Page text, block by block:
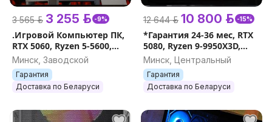
3 565 р. 3 255 р. -9%
.Игровой Компьютер ПК,
RTX 5060, Ryzen 5-5600,
16Gb, 512Gb, Гарантия 24-
36 месяцев, Рассрочка
Минск, Заводской
Гарантия
Доставка по Беларуси
12 644 р. 10 800 р. -15%
*Гарантия 24-36 мес, RTX
5080, Ryzen 9-9950X3D,
2TB, X870, 32Gb DDR5,
Игровой Компьютер
Минск, Центральный
Гарантия
Доставка по Беларуси